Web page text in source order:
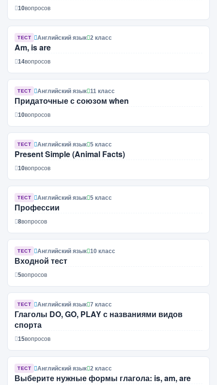
10вопросов
ТЕСТ Английский язык 2 класс
Am, is are
14вопросов
ТЕСТ Английский язык 11 класс
Придаточные с союзом when
10вопросов
ТЕСТ Английский язык 5 класс
Present Simple (Animal Facts)
10вопросов
ТЕСТ Английский язык 5 класс
Профессии
8вопросов
ТЕСТ Английский язык 10 класс
Входной тест
5вопросов
ТЕСТ Английский язык 7 класс
Глаголы DO, GO, PLAY с названиями видов
спорта
15вопросов
ТЕСТ Английский язык 2 класс
Выберите нужные формы глагола: is, am, are